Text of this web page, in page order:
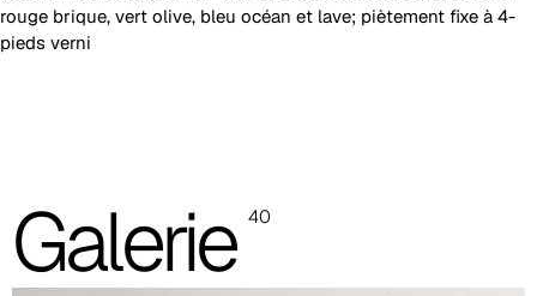
rouge brique, vert olive, bleu océan et lave; piètement fixe à 4-
pieds verni
Coque en polypropylène unicolore avec assise rembourrée
Châssis en polypropylène bicolore avec assise rembourrée
Galerie 40